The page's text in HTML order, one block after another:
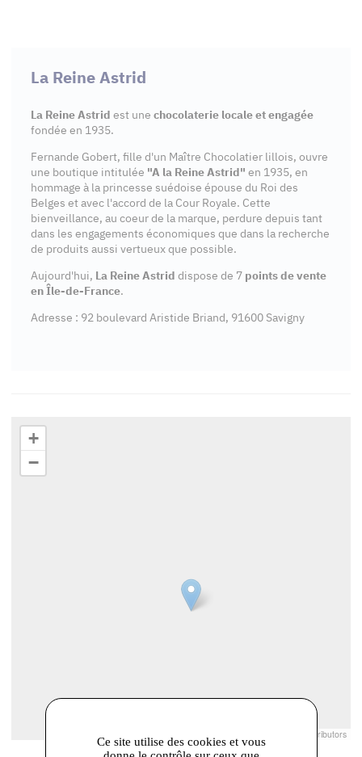
La Reine Astrid
La Reine Astrid est une chocolaterie locale et engagée
fondée en 1935.
Fernande Gobert, fille d'un Maître Chocolatier lillois, ouvre
une boutique intitulée "A la Reine Astrid" en 1935, en
hommage à la princesse suédoise épouse du Roi des
Belges et avec l'accord de la Cour Royale. Cette
bienveillance, au coeur de la marque, perdure depuis tant
dans les engagements économiques que dans la recherche
de produits aussi vertueux que possible.
Aujourd'hui, La Reine Astrid dispose de 7 points de vente
en Île-de-France.
Adresse : 92 boulevard Aristide Briand, 91600 Savigny
+
−
contributors
Ce site utilise des cookies et vous